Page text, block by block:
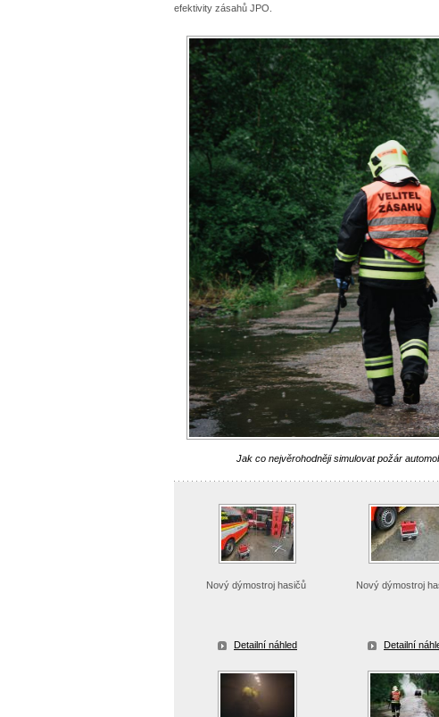
efektivity zásahů JPO.
Jak co nejvěrohodněji simulovat požár
Nový dýmostroj hasičů
Detailní náhled
Nový dýmostroj
Detailní